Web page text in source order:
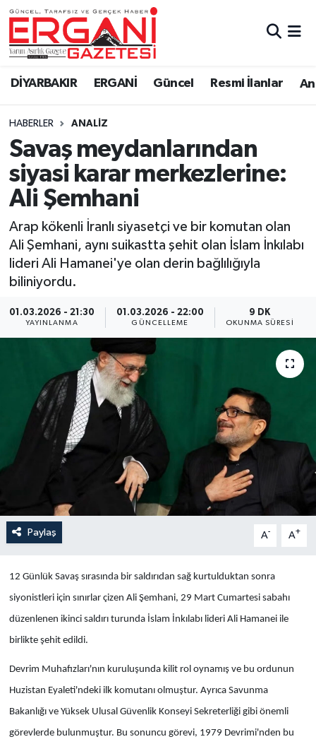
DİYARBAKIR ERGANİ Güncel Resmi İlanlar
HABERLER ANALIZ
Savaş meydanlarından
siyasi karar merkezlerine:
Ali Şemhani
Arap kökenli İranlı siyasetçi ve bir komutan olan
Ali Şemhani, aynı suikastta şehit olan İslam İnkılabı
lideri Ali Hamanei'ye olan derin bağlılığıyla
biliniyordu.
01.03.2026 - 21:30
YAYINLANMA
01.03.2026 - 22:00
GÜNCELLEME
9 DK
OKUNMA SÜRESI
Paylaş A- A+
12 Günlük Savaş sırasında bir saldırıdan sağ kurtulduktan sonra
siyonistleri için sınırlar çizen Ali Şemhani, 29 Mart Cumartesi sabahı
düzenlenen ikinci saldırı turunda İslam İnkılabı lideri Ali Hamanei ile
birlikte şehit edildi.
Devrim Muhafızları'nın kuruluşunda kilit rol oynamış ve bu ordunun
Huzistan Eyaleti'ndeki ilk komutanı olmuştur. Ayrıca Savunma
Bakanlığı ve Yüksek Ulusal Güvenlik Konseyi Sekreterliği gibi önemli
görevlerde bulunmuştur. Bu sonuncu görevi, 1979 Devrimi'nden bu
DİYARBAKIR
BİSMİL
BAĞLAR
ERGANİ
Güncel
Eği̇ti̇m
Resmi İlanlar
Sağlık
Si̇yaset
Spor
Yaşam
Anali̇z
Bi̇li̇m & Teknoloji̇
Dünya
Ergani Nöbetçi Eczaneler
Ergani Hava Durumu
Ergani Trafik Yoğunluk Haritası
Süper Lig Puan Durumu ve Fikstür
Tüm Manşetler
Son Dakika Haberleri
Haber Arşivi